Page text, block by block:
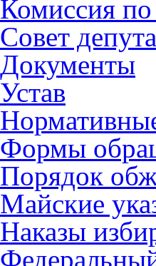
Комиссия
Совет
Документы
Устав
Формы
Порядок
Майские
Наказы